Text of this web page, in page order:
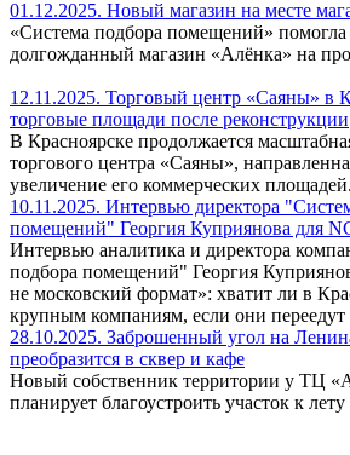
01.12.2025. Новый магазин на месте
«Система подбора помещений» помогла
долгожданный магазин «Алёнка» на
12.11.2025. Торговый центр «Саяны» в
торговые площади после реконструкции
В Красноярске продолжается
торгового центра «Саяны»,
увеличение его коммерческих площадей.
10.11.2025. Интервью директора
помещений" Георгия Куприянова для
Интервью аналитика и директора
подбора помещений" Георгия
не московский формат»: хватит ли в
крупным компаниям, если они переедут
28.10.2025. Заброшенный угол на
преобразится в сквер и кафе
Новый собственник территории у ТЦ
планирует благоустроить участок к